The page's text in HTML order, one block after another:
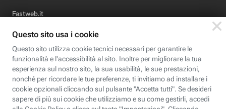
Fastweb.it
Formazione
Fastweb Digital Academy
STEP FuturAbility District